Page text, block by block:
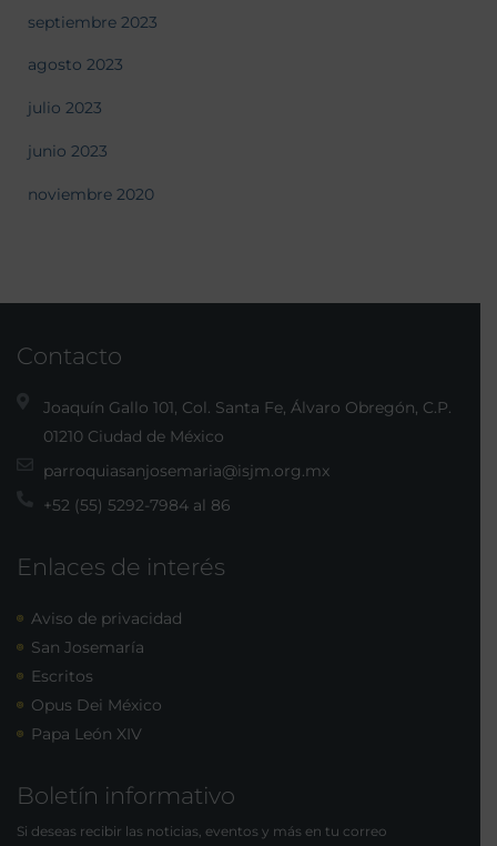
septiembre 2023
agosto 2023
julio 2023
junio 2023
noviembre 2020
Contacto
Joaquín Gallo 101, Col. Santa Fe, Álvaro Obregón, C.P.
01210 Ciudad de México
parroquiasanjosemaria@isjm.org.mx
+52 (55) 5292-7984 al 86
Enlaces de interés
Aviso de privacidad
San Josemaría
Escritos
Opus Dei México
Papa León XIV
Boletín informativo
Si deseas recibir las noticias, eventos y más en tu correo